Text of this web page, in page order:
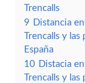
Trencalls
9 Distancia
Trencalls y
España
10 Distacia
Trencalls y